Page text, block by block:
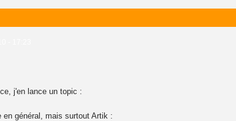
j'en lance un topic :
général, mais surtout Artik :